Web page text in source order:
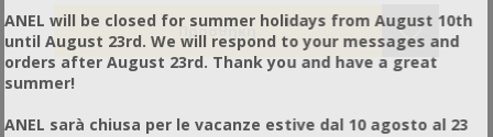
και στο μελισσοκομείο σας. Ιδανικό για βαριά
φορτία, το Bonapi 500 μπορεί να χειριστεί βάρος έως
500 κιλά. Το κενό βάρος είναι σχεδόν αμετάβλητο
στα περίπου 600 κιλά, το πλάτος παραμένει στα 1,20
ANEL will be closed for summer holidays from August 10th
until August 23rd. We will respond to your messages and
orders after August 23rd. Thank you and have a great
summer!
ANEL sarà chiusa per le vacanze estive dal 10 agosto al 23